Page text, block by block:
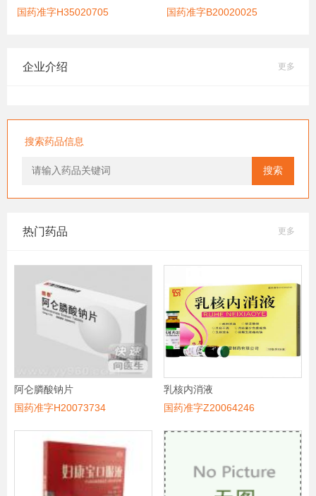
国药准字H35020705
国药准字B20020025
企业介绍 更多
搜索药品信息
搜索
热门药品 更多
阿仑膦酸钠片
国药准字H20073734
乳核内消液
国药准字Z20064246